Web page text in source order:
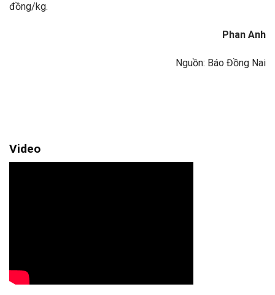
đồng/kg.
Phan Anh
Nguồn: Báo Đồng Nai
Video